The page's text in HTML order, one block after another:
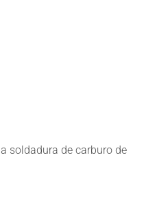
soldadura de carburo de